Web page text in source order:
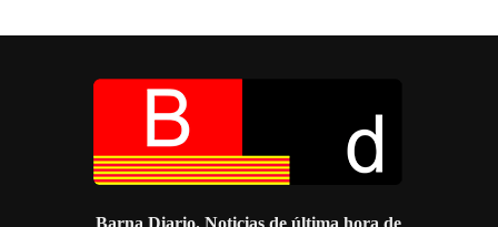
Barna Diario. Noticias de última hora de